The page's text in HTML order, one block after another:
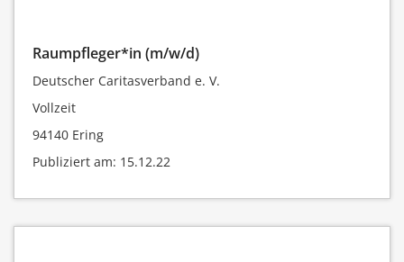
Raumpfleger*in (m/w/d)
Deutscher Caritasverband e. V.
Vollzeit
94140 Ering
Publiziert am: 15.12.22